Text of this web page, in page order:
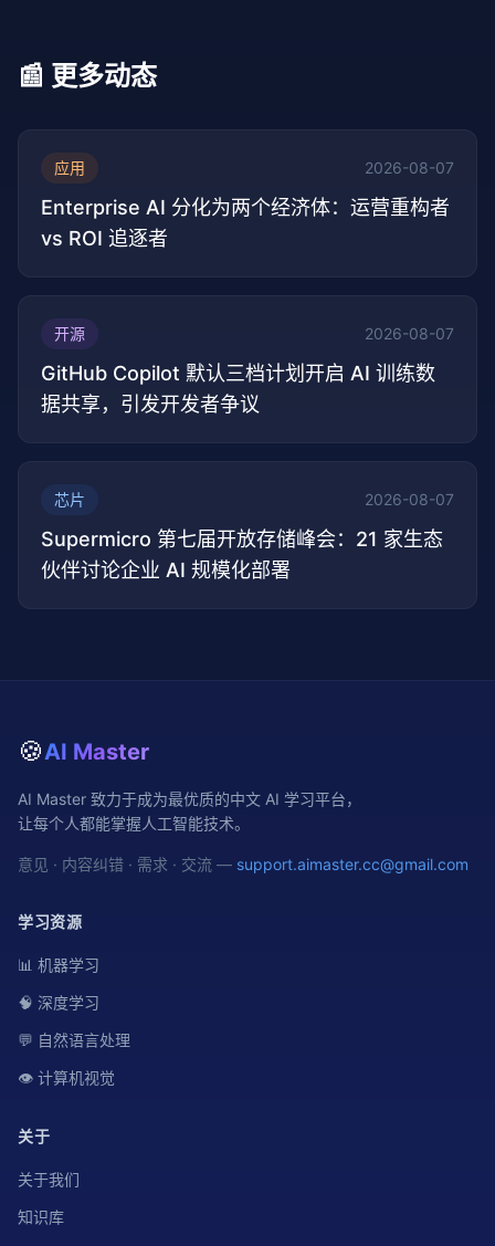
📰 更多动态
应用 2026-08-07
Enterprise AI 分化为两个经济体：运营重构者
vs ROI 追逐者
开源 2026-08-07
GitHub Copilot 默认三档计划开启 AI 训练数
据共享，引发开发者争议
芯片 2026-08-07
Supermicro 第七届开放存储峰会：21 家生态
伙伴讨论企业 AI 规模化部署
🍪AI Master
AI Master 致力于成为最优质的中文 AI 学习平台，
让每个人都能掌握人工智能技术。
意见 · 内容纠错 · 需求 · 交流 — support.aimaster.cc@gmail.com
学习资源
📊 机器学习
🧠 深度学习
💬 自然语言处理
👁️ 计算机视觉
关于
关于我们
知识库